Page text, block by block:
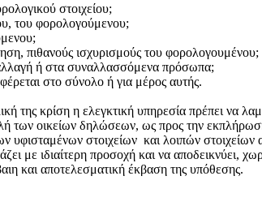
στοιχείου;
του φορολογούμενου;
πιθανούς ισχυρισμούς του φορολογουμένου;
ή στα συναλλασσόμενα πρόσωπα;
στο σύνολο ή για μέρος αυτής.
της κρίση η ελεγκτική υπηρεσία πρέπει
των οικείων δηλώσεων, ως προς την
υφισταμένων στοιχείων και λοιπών
με ιδιαίτερη προσοχή και να αποδεικνύει,
και αποτελεσματική έκβαση της υπόθεσης.